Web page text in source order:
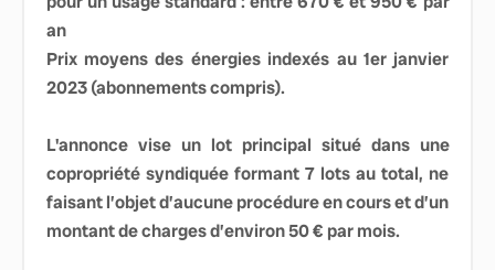
an
Prix moyens des énergies indexés au 1er janvier
2023 (abonnements compris).
L'annonce vise un lot principal situé dans une
copropriété syndiquée formant 7 lots au total, ne
faisant l’objet d’aucune procédure en cours et d’un
montant de charges d’environ 50 € par mois.